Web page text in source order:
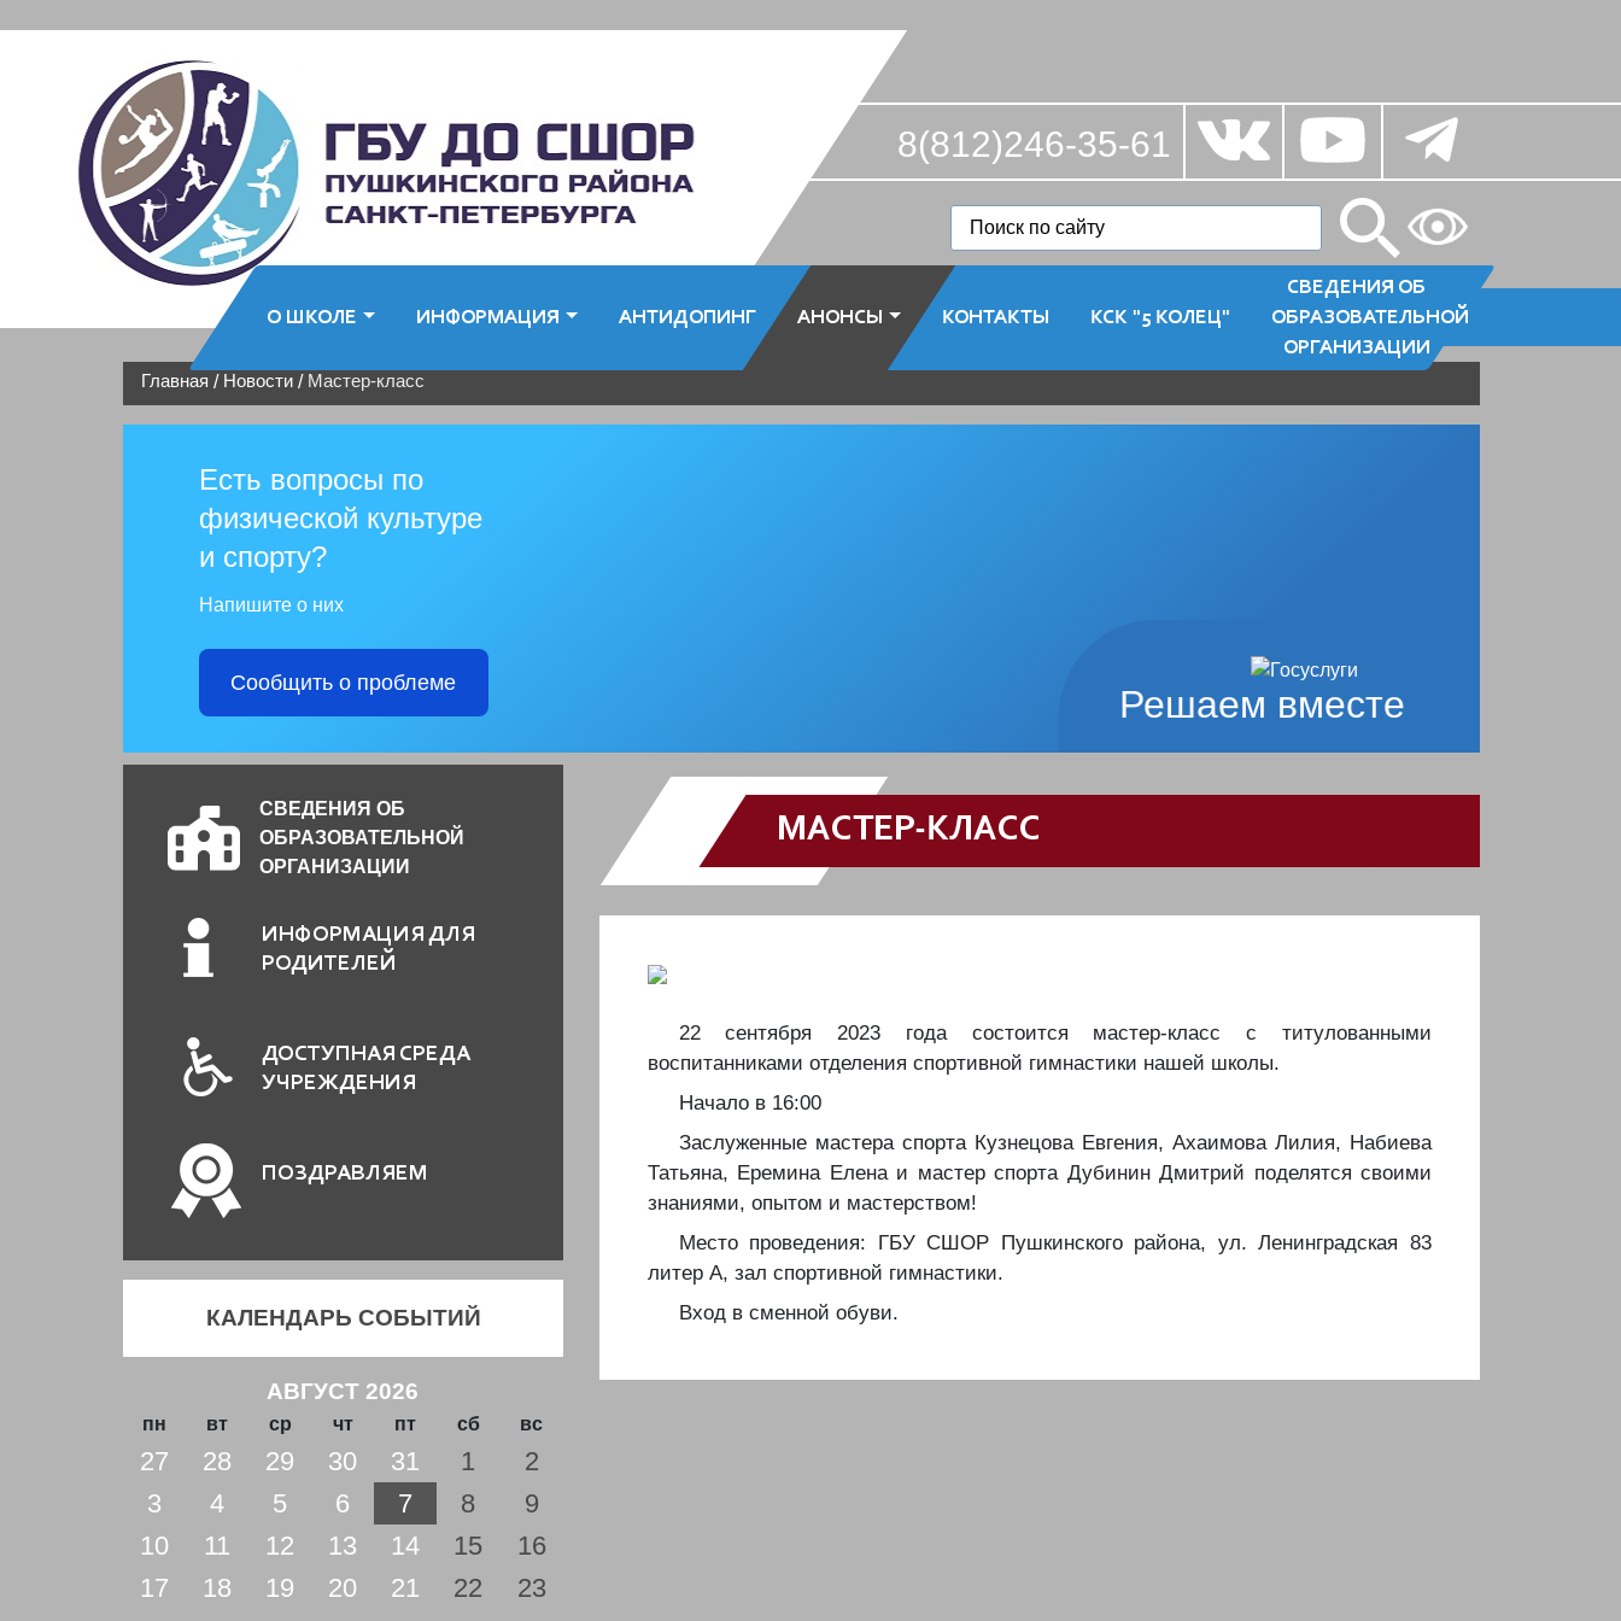
8(812)246-35-61
О ШКОЛЕ ИНФОРМАЦИЯ АНТИДОПИНГ АНОНСЫ КОНТАКТЫ КСК "5 КОЛЕЦ"
СВЕДЕНИЯ ОБ
ОБРАЗОВАТЕЛЬНОЙ
ОРГАНИЗАЦИИ
Главная / Новости / Мастер-класс
Решаем вместе
Есть вопросы по
физической культуре
и спорту?
Напишите о них
Сообщить о проблеме
СВЕДЕНИЯ ОБ
ОБРАЗОВАТЕЛЬНОЙ
ОРГАНИЗАЦИИ
ИНФОРМАЦИЯ ДЛЯ
РОДИТЕЛЕЙ
ДОСТУПНАЯ СРЕДА
УЧРЕЖДЕНИЯ
ПОЗДРАВЛЯЕМ
КАЛЕНДАРЬ СОБЫТИЙ
АВГУСТ 2026
пн вт ср чт пт сб вс
27 28 29 30 31 1
2
3
4 5 6 7 8
9
10
11 12 13 14 15
16
17
18 19 20 21 22
23
МАСТЕР-КЛАСС
22 сентября 2023 года состоится мастер-класс с титулованными
воспитанниками отделения спортивной гимнастики нашей школы.
Начало в 16:00
Заслуженные мастера спорта Кузнецова Евгения, Ахаимова Лилия, Набиева
Татьяна, Еремина Елена и мастер спорта Дубинин Дмитрий поделятся своими
знаниями, опытом и мастерством!
Место проведения: ГБУ СШОР Пушкинского района, ул. Ленинградская 83
литер А, зал спортивной гимнастики.
Вход в сменной обуви.